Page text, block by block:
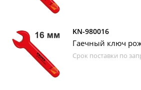
KN-980016
Гаечный ключ
Срок поставки по